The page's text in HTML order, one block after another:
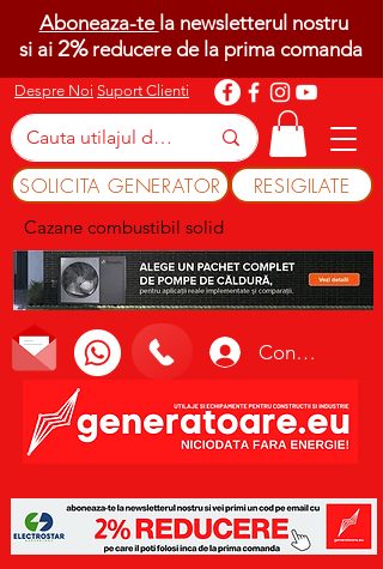
Despre Noi Suport Clienti
SOLICITA GENERATOR RESIGILATE
Cazane combustibil solid
Conectează-te
Aboneaza-te la newsletterul nostru
si ai 2%reducere de la prima comanda